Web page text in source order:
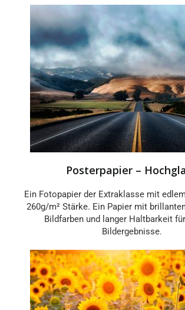
Posterpapier –
Ein Fotopapier der Extraklasse mit
260g/m² Stärke. Ein Papier mit
Bildfarben und langer Haltbarkeit
Bildergebnisse.